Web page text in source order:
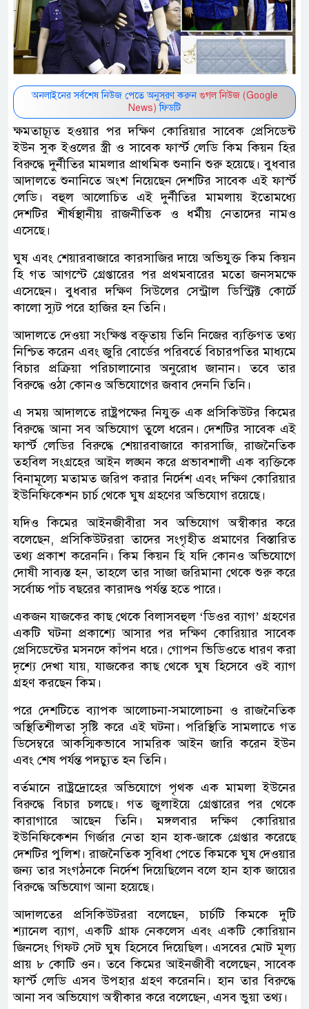
অনলাইনের সর্বশেষ নিউজ পেতে অনুসরণ করুন গুগল নিউজ (Google
News) ফিডটি
ক্ষমতাচ্যূত হওয়ার পর দক্ষিণ কোরিয়ার সাবেক প্রেসিডেন্ট
ইউন সুক ইওলের স্ত্রী ও সাবেক ফার্স্ট লেডি কিম কিয়ন হির
বিরুদ্ধে দুর্নীতির মামলার প্রাথমিক শুনানি শুরু হয়েছে। বুধবার
আদালতে শুনানিতে অংশ নিয়েছেন দেশটির সাবেক এই ফার্স্ট
লেডি। বহুল আলোচিত এই দুর্নীতির মামলায় ইতোমধ্যে
দেশটির শীর্ষস্থানীয় রাজনীতিক ও ধর্মীয় নেতাদের নামও
এসেছে।
ঘুষ এবং শেয়ারবাজারে কারসাজির দায়ে অভিযুক্ত কিম কিয়ন
হি গত আগস্টে গ্রেপ্তারের পর প্রথমবারের মতো জনসমক্ষে
এসেছেন। বুধবার দক্ষিণ সিউলের সেন্ট্রাল ডিস্ট্রিক্ট কোর্টে
কালো স্যুট পরে হাজির হন তিনি।
আদালতে দেওয়া সংক্ষিপ্ত বক্তৃতায় তিনি নিজের ব্যক্তিগত তথ্য
নিশ্চিত করেন এবং জুরি বোর্ডের পরিবর্তে বিচারপতির মাধ্যমে
বিচার প্রক্রিয়া পরিচালানোর অনুরোধ জানান। তবে তার
বিরুদ্ধে ওঠা কোনও অভিযোগের জবাব দেননি তিনি।
এ সময় আদালতে রাষ্ট্রপক্ষের নিযুক্ত এক প্রসিকিউটর কিমের
বিরুদ্ধে আনা সব অভিযোগ তুলে ধরেন। দেশটির সাবেক এই
ফার্স্ট লেডির বিরুদ্ধে শেয়ারবাজারে কারসাজি, রাজনৈতিক
তহবিল সংগ্রহের আইন লঙ্ঘন করে প্রভাবশালী এক ব্যক্তিকে
বিনামূল্যে মতামত জরিপ করার নির্দেশ এবং দক্ষিণ কোরিয়ার
ইউনিফিকেশন চার্চ থেকে ঘুষ গ্রহণের অভিযোগ রয়েছে।
যদিও কিমের আইনজীবীরা সব অভিযোগ অস্বীকার করে
বলেছেন, প্রসিকিউটররা তাদের সংগৃহীত প্রমাণের বিস্তারিত
তথ্য প্রকাশ করেননি। কিম কিয়ন হি যদি কোনও অভিযোগে
দোষী সাব্যস্ত হন, তাহলে তার সাজা জরিমানা থেকে শুরু করে
সর্বোচ্চ পাঁচ বছরের কারাদণ্ড পর্যন্ত হতে পারে।
একজন যাজকের কাছ থেকে বিলাসবহুল ‘ডিওর ব্যাগ’ গ্রহণের
একটি ঘটনা প্রকাশ্যে আসার পর দক্ষিণ কোরিয়ার সাবেক
প্রেসিডেন্টের মসনদে কাঁপন ধরে। গোপন ভিডিওতে ধারণ করা
দৃশ্যে দেখা যায়, যাজকের কাছ থেকে ঘুষ হিসেবে ওই ব্যাগ
গ্রহণ করছেন কিম।
পরে দেশটিতে ব্যাপক আলোচনা-সমালোচনা ও রাজনৈতিক
অস্থিতিশীলতা সৃষ্টি করে এই ঘটনা। পরিস্থিতি সামলাতে গত
ডিসেম্বরে আকস্মিকভাবে সামরিক আইন জারি করেন ইউন
এবং শেষ পর্যন্ত পদচ্যুত হন তিনি।
বর্তমানে রাষ্ট্রদ্রোহের অভিযোগে পৃথক এক মামলা ইউনের
বিরুদ্ধে বিচার চলছে। গত জুলাইয়ে গ্রেপ্তারের পর থেকে
কারাগারে আছেন তিনি। মঙ্গলবার দক্ষিণ কোরিয়ার
ইউনিফিকেশন গির্জার নেতা হান হাক-জাকে গ্রেপ্তার করেছে
দেশটির পুলিশ। রাজনৈতিক সুবিধা পেতে কিমকে ঘুষ দেওয়ার
জন্য তার সংগঠনকে নির্দেশ দিয়েছিলেন বলে হান হাক জায়ের
বিরুদ্ধে অভিযোগ আনা হয়েছে।
আদালতের প্রসিকিউটররা বলেছেন, চার্চটি কিমকে দুটি
শ্যানেল ব্যাগ, একটি গ্রাফ নেকলেস এবং একটি কোরিয়ান
জিনসেং গিফট সেট ঘুষ হিসেবে দিয়েছিল। এসবের মোট মূল্য
প্রায় ৮ কোটি ওন। তবে কিমের আইনজীবী বলেছেন, সাবেক
ফার্স্ট লেডি এসব উপহার গ্রহণ করেননি। হান তার বিরুদ্ধে
আনা সব অভিযোগ অস্বীকার করে বলেছেন, এসব ‌‌ভুয়া তথ্য।